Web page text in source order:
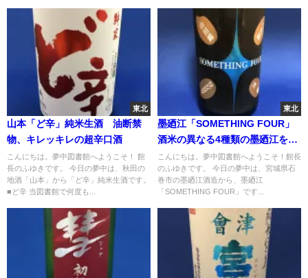
東北
山本「ど辛」純米生酒 油断禁
物、キレッキレの超辛口酒
こんにちは。夢中図書館へようこそ！ 館
長のふゆきです。 今日の夢中は、秋田の
地酒「山本」から「ど辛」純米生酒です。
■ど辛 当図書館で何度も...
東北
墨廼江「SOMETHING FOUR」
酒米の異なる4種類の墨廼江をア
ッセンブラージュ
こんにちは。夢中図書館へようこそ！館長
のふゆきです。 今日の夢中は、宮城県石
巻市の墨廼江酒造から、墨廼江
「SOMETHING FOUR」です...